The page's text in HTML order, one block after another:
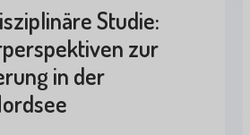
Studie:
zur
in der